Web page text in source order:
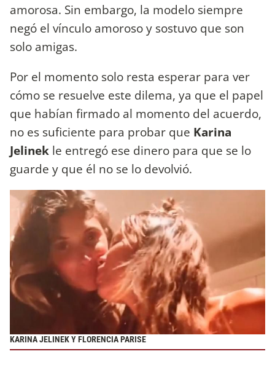
amorosa. Sin embargo, la modelo siempre
negó el vínculo amoroso y sostuvo que son
solo amigas.
Por el momento solo resta esperar para ver
cómo se resuelve este dilema, ya que el papel
que habían firmado al momento del acuerdo,
no es suficiente para probar que Karina
Jelinek le entregó ese dinero para que se lo
guarde y que él no se lo devolvió.
KARINA JELINEK Y FLORENCIA PARISE